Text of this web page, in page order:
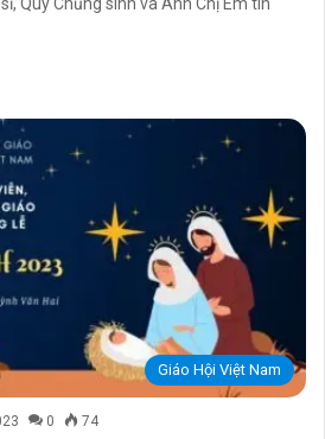
Quý Chủng sinh và Anh Chị Em tín
Giáo Hội Việt Nam
0 74